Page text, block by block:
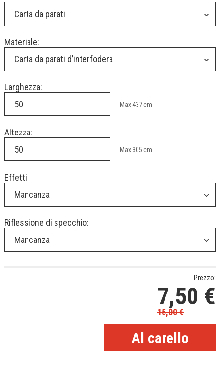
Carta da parati
Materiale:
Carta da parati d’interfodera
Larghezza:
Max437cm
Altezza:
Max305cm
Effetti:
Mancanza
Riflessione di specchio:
Mancanza
Prezzo:
7,50 €
15,00€